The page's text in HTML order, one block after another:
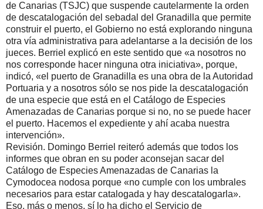
de Canarias (TSJC) que suspende cautelarmente la orden
de descatalogación del sebadal del Granadilla que permite
construir el puerto, el Gobierno no está explorando ninguna
otra vía administrativa para adelantarse a la decisión de los
jueces. Berriel explicó en este sentido que «a nosotros no
nos corresponde hacer ninguna otra iniciativa», porque,
indicó, «el puerto de Granadilla es una obra de la Autoridad
Portuaria y a nosotros sólo se nos pide la descatalogación
de una especie que está en el Catálogo de Especies
Amenazadas de Canarias porque si no, no se puede hacer
el puerto. Hacemos el expediente y ahí acaba nuestra
intervención».
Revisión. Domingo Berriel reiteró además que todos los
informes que obran en su poder aconsejan sacar del
Catálogo de Especies Amenazadas de Canarias la
Cymodocea nodosa porque «no cumple con los umbrales
necesarios para estar catalogada y hay descatalogarla».
Eso, más o menos, sí lo ha dicho el Servicio de